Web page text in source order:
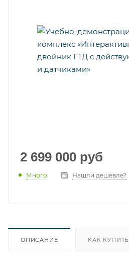
2 699 000 руб
Много Нашли дешевле?
ОПИСАНИЕ КАК КУПИТЬ